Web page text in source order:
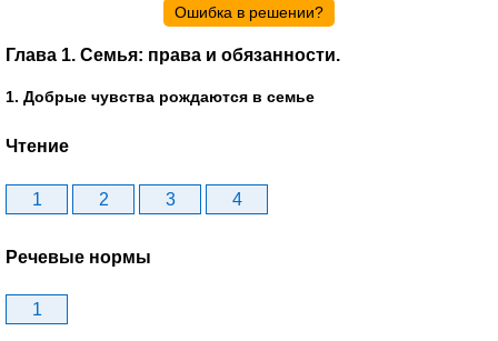
Ошибка в решении?
Глава 1. Семья: права и обязанности.
1. Добрые чувства рождаются в семье
Чтение
1 2 3 4
Речевые нормы
1